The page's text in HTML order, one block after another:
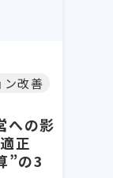
ン改善
への影
正
”の3